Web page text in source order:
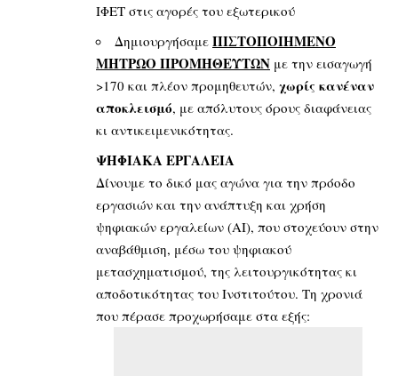
ΙΦΕΤ στις αγορές του εξωτερικού
Δημιουργήσαμε ΠΙΣΤΟΠΟΙΗΜΕΝΟ
ΜΗΤΡΩΟ ΠΡΟΜΗΘΕΥΤΩΝ με την εισαγωγή
>170 και πλέον προμηθευτών, χωρίς κανέναν
αποκλεισμό, με απόλυτους όρους διαφάνειας
κι αντικειμενικότητας.
ΨΗΦΙΑΚΑ ΕΡΓΑΛΕΙΑ
Δίνουμε το δικό μας αγώνα για την πρόοδο
εργασιών και την ανάπτυξη και χρήση
ψηφιακών εργαλείων (ΑΙ), που στοχεύουν στην
αναβάθμιση, μέσω του ψηφιακού
μετασχηματισμού, της λειτουργικότητας κι
αποδοτικότητας του Ινστιτούτου. Τη χρονιά
που πέρασε προχωρήσαμε στα εξής: